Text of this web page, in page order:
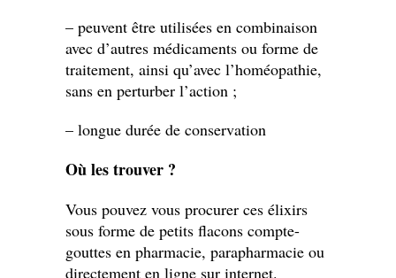
– peuvent être utilisées en combinaison
avec d’autres médicaments ou forme de
traitement, ainsi qu’avec l’homéopathie,
sans en perturber l’action ;
– longue durée de conservation
Où les trouver ?
Vous pouvez vous procurer ces élixirs
sous forme de petits flacons compte-
gouttes en pharmacie, parapharmacie ou
directement en ligne sur internet.